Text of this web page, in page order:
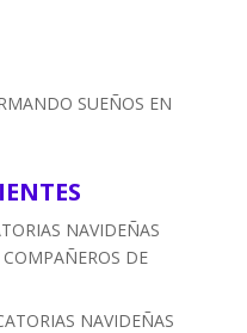
SUEÑOS EN
NAVIDEÑAS
DE
NAVIDEÑAS